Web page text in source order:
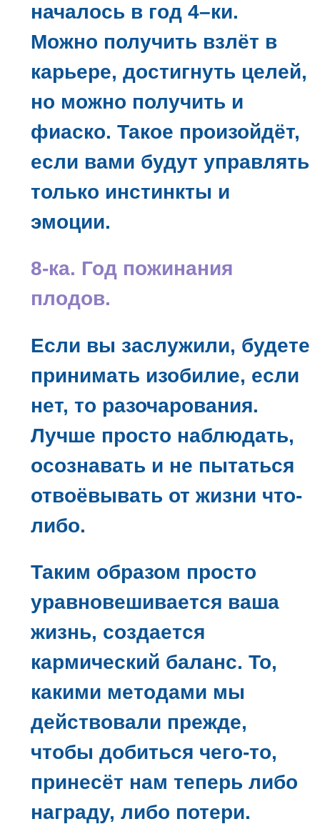
началось в год 4–ки.
Можно получить взлёт в
карьере, достигнуть целей,
но можно получить и
фиаско. Такое произойдёт,
если вами будут управлять
только инстинкты и
эмоции.
8-ка. Год пожинания
плодов.
Если вы заслужили, будете
принимать изобилие, если
нет, то разочарования.
Лучше просто наблюдать,
осознавать и не пытаться
отвоёвывать от жизни что-
либо.
Таким образом просто
уравновешивается ваша
жизнь, создается
кармический баланс. То,
какими методами мы
действовали прежде,
чтобы добиться чего-то,
принесёт нам теперь либо
награду, либо потери.